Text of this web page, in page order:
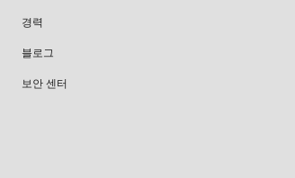
경력
블로그
보안 센터